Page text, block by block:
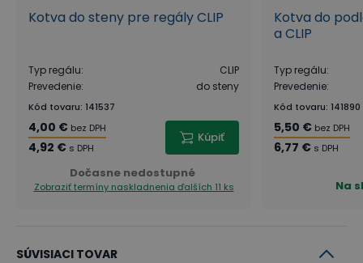
Kotva do steny pre regály CLIP
Typ regálu:
CLIP
Prevedenie: do steny
Kód tovaru: 141537
4,00 € bez DPH
4,92 € s DPH
Kúpiť
Dočasne nedostupné
Zobraziť termíny naskladnenia ďalších 11 ks
Kotva do
a CLIP
Typ regálu:
Prevedenie:
Kód tovaru: 141890
5,50 € bez DPH
6,77 € s DPH
Na
SÚVISIACI TOVAR